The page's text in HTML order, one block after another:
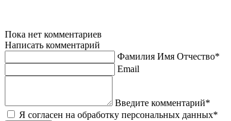
Пока нет комментариев
Написать комментарий
Фамилия Имя Отчество*
Email
Введите комментарий*
Я согласен на обработку персональных данных*